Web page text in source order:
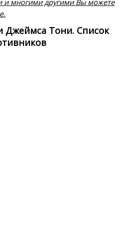
и многими другими Вы можете
Джеймса Тони. Список